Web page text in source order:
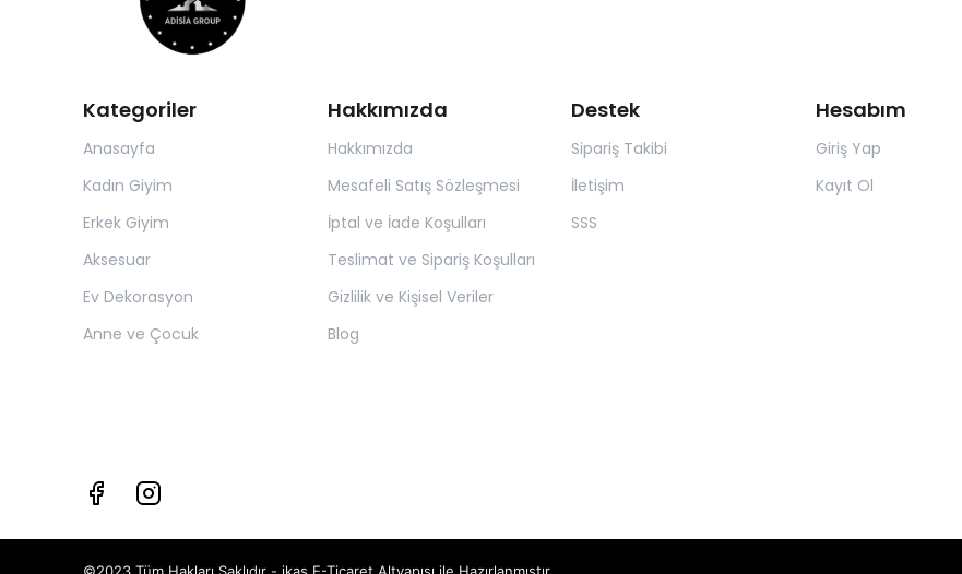
Kategoriler
Anasayfa
Kadın Giyim
Erkek Giyim
Aksesuar
Ev Dekorasyon
Anne ve Çocuk
Hakkımızda
Hakkımızda
Mesafeli Satış Sözleşmesi
İptal ve İade Koşulları
Teslimat ve Sipariş Koşulları
Gizlilik ve Kişisel Veriler
Blog
Destek
Sipariş Takibi
İletişim
SSS
Hesabım
Giriş Yap
Kayıt Ol